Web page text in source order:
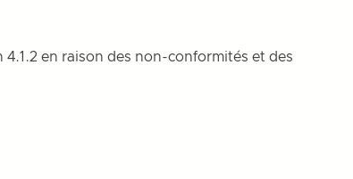
4.1.2 en raison des non-conformités et des